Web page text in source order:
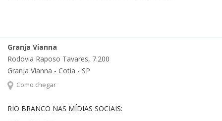
Granja Vianna
Rodovia Raposo Tavares, 7.200
Granja Vianna - Cotia - SP
Como chegar
RIO BRANCO NAS MÍDIAS SOCIAIS: